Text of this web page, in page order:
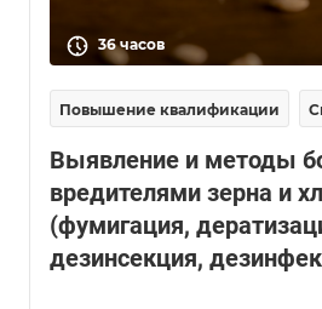
36 часов
Повышение квалификации
Выявление и методы
вредителями зерна и
(фумигация,
дезинсекция,